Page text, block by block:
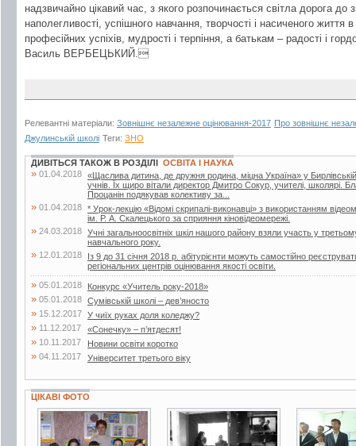
надзвичайно цікавий час, з якого розпочинається світла дорога до
наполегливості, успішного навчання, творчості і насиченого
професійних успіхів, мудрості і терпіння, а батькам – радості і
Василь ВЕРБЕЦЬКИЙ.
Релевантні матеріали: Зовнішнє незалежне оцінювання-2017 Про зовнішнє
Джулинській школі Теги: ЗНО
ДИВІТЬСЯ ТАКОЖ В РОЗДІЛІ ОСВІТА І НАУКА
» 01.04.2018 «Щаслива дитина, де дружня родина, міцна Україна» у Бирлівській
учнів. Їх щиро вітали директор Дмитро Сокур, учителі, школярі.
Процанін подякував колективу за...
» 01.04.2018 * Урок-лекцію «Відомі скрипалі-виконавці» з використанням
ім. Р. А. Скалецького за сприяння кіновідеомережі.
» 24.03.2018 Учні загальноосвітніх шкіл нашого району взяли участь у
навчального року.
» 12.01.2018
Із 9 до 31 січня 2018 р. абітурієнти можуть самостійно
регіональних центрів оцінювання якості освіти.
» 05.01.2018 Конкурс «Учитель року-2018»
» 05.01.2018 Сумівській школі – дев’яносто
» 15.12.2017 У чиїх руках доля коледжу?
» 11.12.2017 «Сонечку» – п’ятдесят!
» 10.11.2017 Новини освіти коротко
» 04.11.2017 Університет третього віку
ЦІКАВІ ФОТО
4 фото 2 фото 4 фото